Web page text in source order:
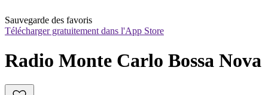
Sauvegarde des favoris
Télécharger gratuitement dans l'App Store
Radio Monte Carlo Bossa Nova